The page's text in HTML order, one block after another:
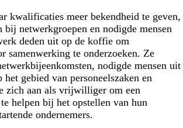
kwalificaties meer bekendheid te geven,
bij netwerkgroepen en nodigde mensen
deden uit op de koffie om
samenwerking te onderzoeken. Ze
nodigde mensen uit
gebied van personeelszaken en
zich aan als vrijwilliger om een
helpen bij het opstellen van hun
ondernemers.